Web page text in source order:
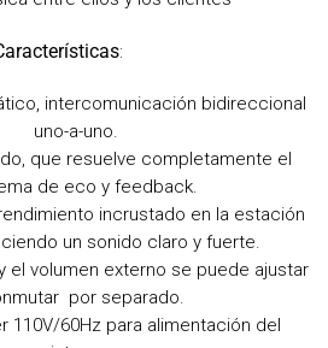
:
intercomunicación bidireccional
uno-a-uno.
que resuelve completamente el
de eco y feedback.
incrustado en la estación
un sonido claro y fuerte.
el volumen externo se puede ajustar
por separado.
110V/60Hz para alimentación del